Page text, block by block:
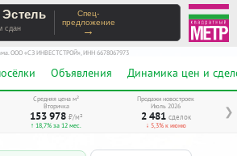
сдан
Спец-
предложение
→
ООО «СЗ ИНВЕСТСТРОЙ», ИНН 6678067973
Объявления Динамика цен и
❯
Средняя цена м²
Вторичка
153 978 ₽/м²
↑ 18,7% за 12 мес.
Продажи новостроек
Июль 2026
2 481 сделок
↓ 5,3% к июню